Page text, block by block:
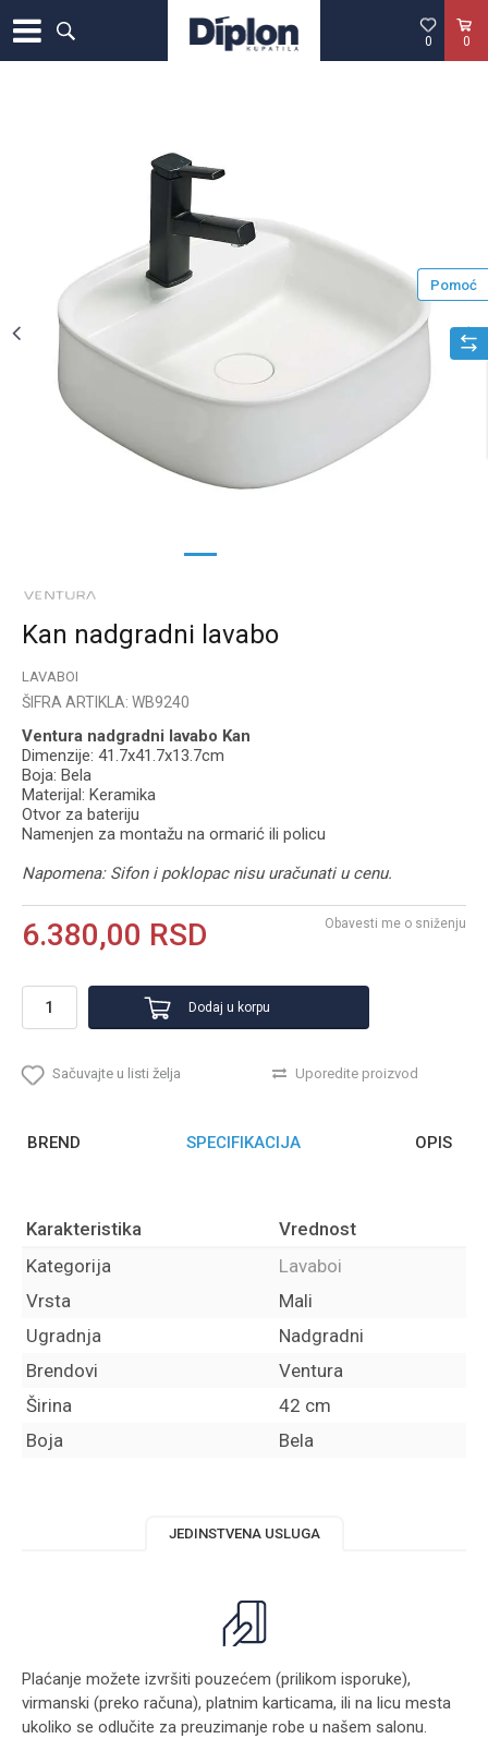
0
0
1
Kan nadgradni lavabo
LAVABOI
ŠIFRA ARTIKLA: WB9240
Ventura nadgradni lavabo Kan
Dimenzije: 41.7x41.7x13.7cm
Boja: Bela
Materijal: Keramika
Otvor za bateriju
Namenjen za montažu na ormarić ili policu
Napomena: Sifon i poklopac nisu uračunati u cenu.
6.380,00 RSD Obavesti me o sniženju
Dodaj u korpu
Sačuvajte u listi želja Uporedite proizvod
Pomoć
BREND SPECIFIKACIJA OPIS
Karakteristika
Vrednost
Kategorija
Lavaboi
Vrsta
Mali
Ugradnja
Nadgradni
Brendovi
Ventura
Širina
42 cm
Boja
Bela
JEDINSTVENA USLUGA
Plaćanje možete izvršiti pouzećem (prilikom isporuke),
virmanski (preko računa), platnim karticama, ili na licu mesta
ukoliko se odlučite za preuzimanje robe u našem salonu.